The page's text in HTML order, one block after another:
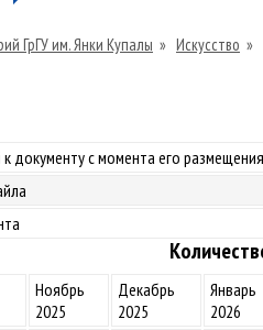
ГрГУ им. Янки Купалы » Искусство »
документу с момента его
Ноябрь
2025
Декабрь
2025
Январь
2026